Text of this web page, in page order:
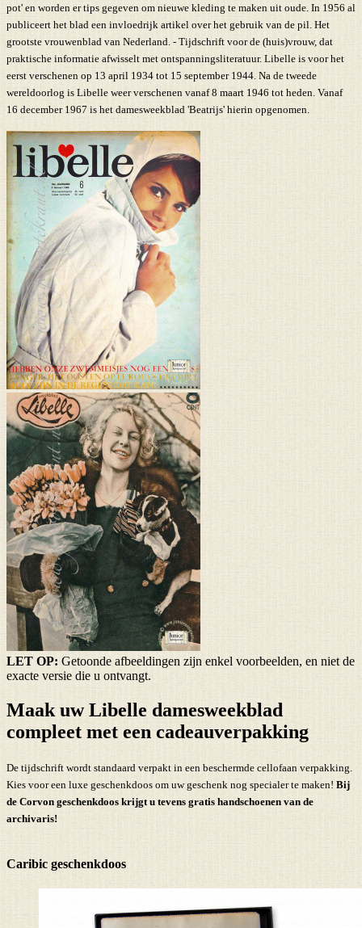
pot' en worden er tips gegeven om nieuwe kleding te maken uit oude. In 1956 al
publiceert het blad een invloedrijk artikel over het gebruik van de pil. Het
grootste vrouwenblad van Nederland. - Tijdschrift voor de (huis)vrouw, dat
praktische informatie afwisselt met ontspanningsliteratuur. Libelle is voor het
eerst verschenen op 13 april 1934 tot 15 september 1944. Na de tweede
wereldoorlog is Libelle weer verschenen vanaf 8 maart 1946 tot heden. Vanaf
16 december 1967 is het damesweekblad 'Beatrijs' hierin opgenomen.
LET OP: Getoonde afbeeldingen zijn enkel voorbeelden, en niet de
exacte versie die u ontvangt.
Maak uw Libelle damesweekblad
compleet met een cadeauverpakking
De tijdschrift wordt standaard verpakt in een beschermde cellofaan verpakking.
Kies voor een luxe geschenkdoos om uw geschenk nog specialer te maken! Bij
de Corvon geschenkdoos krijgt u tevens gratis handschoenen van de
archivaris!
Caribic geschenkdoos